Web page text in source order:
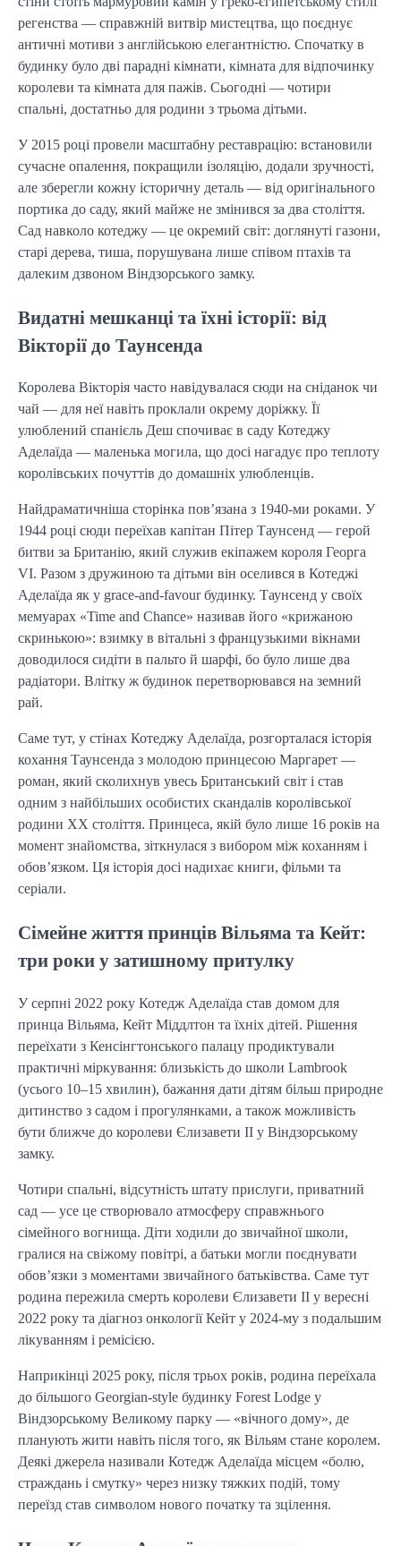
регенства — справжній витвір мистецтва, що поєднує
античні мотиви з англійською елегантністю. Спочатку в
будинку було дві парадні кімнати, кімната для відпочинку
королеви та кімната для пажів. Сьогодні — чотири
спальні, достатньо для родини з трьома дітьми.
У 2015 році провели масштабну реставрацію: встановили
сучасне опалення, покращили ізоляцію, додали зручності,
але зберегли кожну історичну деталь — від оригінального
портика до саду, який майже не змінився за два століття.
Сад навколо котеджу — це окремий світ: доглянуті газони,
старі дерева, тиша, порушувана лише співом птахів та
далеким дзвоном Віндзорського замку.
Видатні мешканці та їхні історії: від
Вікторії до Таунсенда
Королева Вікторія часто навідувалася сюди на сніданок чи
чай — для неї навіть проклали окрему доріжку. Її
улюблений спанієль Деш спочиває в саду Котеджу
Аделаїда — маленька могила, що досі нагадує про теплоту
королівських почуттів до домашніх улюбленців.
Найдраматичніша сторінка пов’язана з 1940-ми роками. У
1944 році сюди переїхав капітан Пітер Таунсенд — герой
битви за Британію, який служив екіпажем короля Георга
VI. Разом з дружиною та дітьми він оселився в Котеджі
Аделаїда як у grace-and-favour будинку. Таунсенд у своїх
мемуарах «Time and Chance» називав його «крижаною
скринькою»: взимку в вітальні з французькими вікнами
доводилося сидіти в пальто й шарфі, бо було лише два
радіатори. Влітку ж будинок перетворювався на земний
рай.
Саме тут, у стінах Котеджу Аделаїда, розгорталася історія
кохання Таунсенда з молодою принцесою Маргарет —
роман, який сколихнув увесь Британський світ і став
одним з найбільших особистих скандалів королівської
родини ХХ століття. Принцеса, якій було лише 16 років на
момент знайомства, зіткнулася з вибором між коханням і
обов’язком. Ця історія досі надихає книги, фільми та
серіали.
Сімейне життя принців Вільяма та Кейт:
три роки у затишному притулку
У серпні 2022 року Котедж Аделаїда став домом для
принца Вільяма, Кейт Міддлтон та їхніх дітей. Рішення
переїхати з Кенсінгтонського палацу продиктували
практичні міркування: близькість до школи Lambrook
(усього 10–15 хвилин), бажання дати дітям більш природне
дитинство з садом і прогулянками, а також можливість
бути ближче до королеви Єлизавети II у Віндзорському
замку.
Чотири спальні, відсутність штату прислуги, приватний
сад — усе це створювало атмосферу справжнього
сімейного вогнища. Діти ходили до звичайної школи,
гралися на свіжому повітрі, а батьки могли поєднувати
обов’язки з моментами звичайного батьківства. Саме тут
родина пережила смерть королеви Єлизавети II у вересні
2022 року та діагноз онкології Кейт у 2024-му з подальшим
лікуванням і ремісією.
Наприкінці 2025 року, після трьох років, родина переїхала
до більшого Georgian-style будинку Forest Lodge у
Віндзорському Великому парку — «вічного дому», де
планують жити навіть після того, як Вільям стане королем.
Деякі джерела називали Котедж Аделаїда місцем «болю,
страждань і смутку» через низку тяжких подій, тому
переїзд став символом нового початку та зцілення.